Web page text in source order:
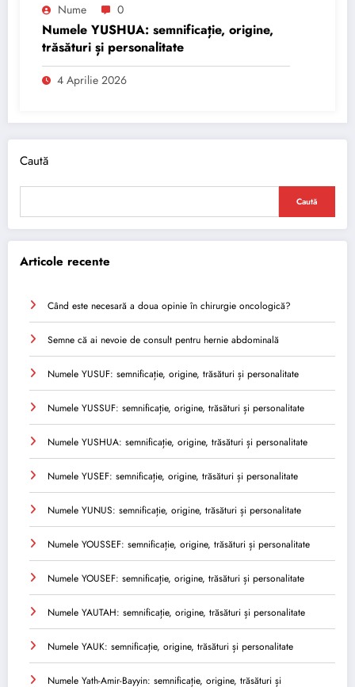
Nume 0
Numele YUSHUA: semnificație, origine,
trăsături și personalitate
4 Aprilie 2026
Caută
Caută
Articole recente
Când este necesară a doua opinie în chirurgie oncologică?
Semne că ai nevoie de consult pentru hernie abdominală
Numele YUSUF: semnificație, origine, trăsături și personalitate
Numele YUSSUF: semnificație, origine, trăsături și personalitate
Numele YUSHUA: semnificație, origine, trăsături și personalitate
Numele YUSEF: semnificație, origine, trăsături și personalitate
Numele YUNUS: semnificație, origine, trăsături și personalitate
Numele YOUSSEF: semnificație, origine, trăsături și personalitate
Numele YOUSEF: semnificație, origine, trăsături și personalitate
Numele YAUTAH: semnificație, origine, trăsături și personalitate
Numele YAUK: semnificație, origine, trăsături și personalitate
Numele Yath-Amir-Bayyin: semnificație, origine, trăsături și